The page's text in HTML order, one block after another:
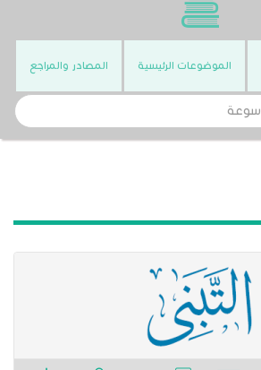
الموضوعات الرئيسية المصادر والمراجع